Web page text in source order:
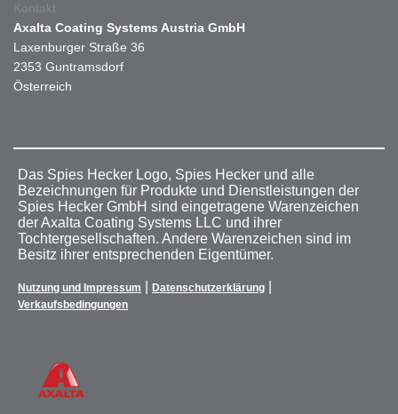
Kontakt
Axalta Coating Systems Austria GmbH
Laxenburger Straße 36
2353 Guntramsdorf
Österreich
Das Spies Hecker Logo, Spies Hecker und alle
Bezeichnungen für Produkte und Dienstleistungen der
Spies Hecker GmbH sind eingetragene Warenzeichen
der Axalta Coating Systems LLC und ihrer
Tochtergesellschaften. Andere Warenzeichen sind im
Besitz ihrer entsprechenden Eigentümer.
Nutzung und Impressum Datenschutzerklärung
Verkaufsbedingungen